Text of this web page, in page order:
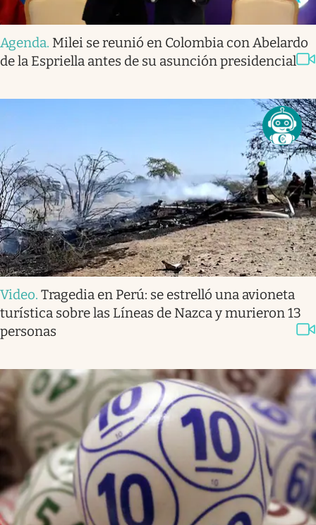
Agenda. Milei se reunió en Colombia con Abelardo
de la Espriella antes de su asunción presidencial
Video. Tragedia en Perú: se estrelló una avioneta
turística sobre las Líneas de Nazca y murieron 13
personas